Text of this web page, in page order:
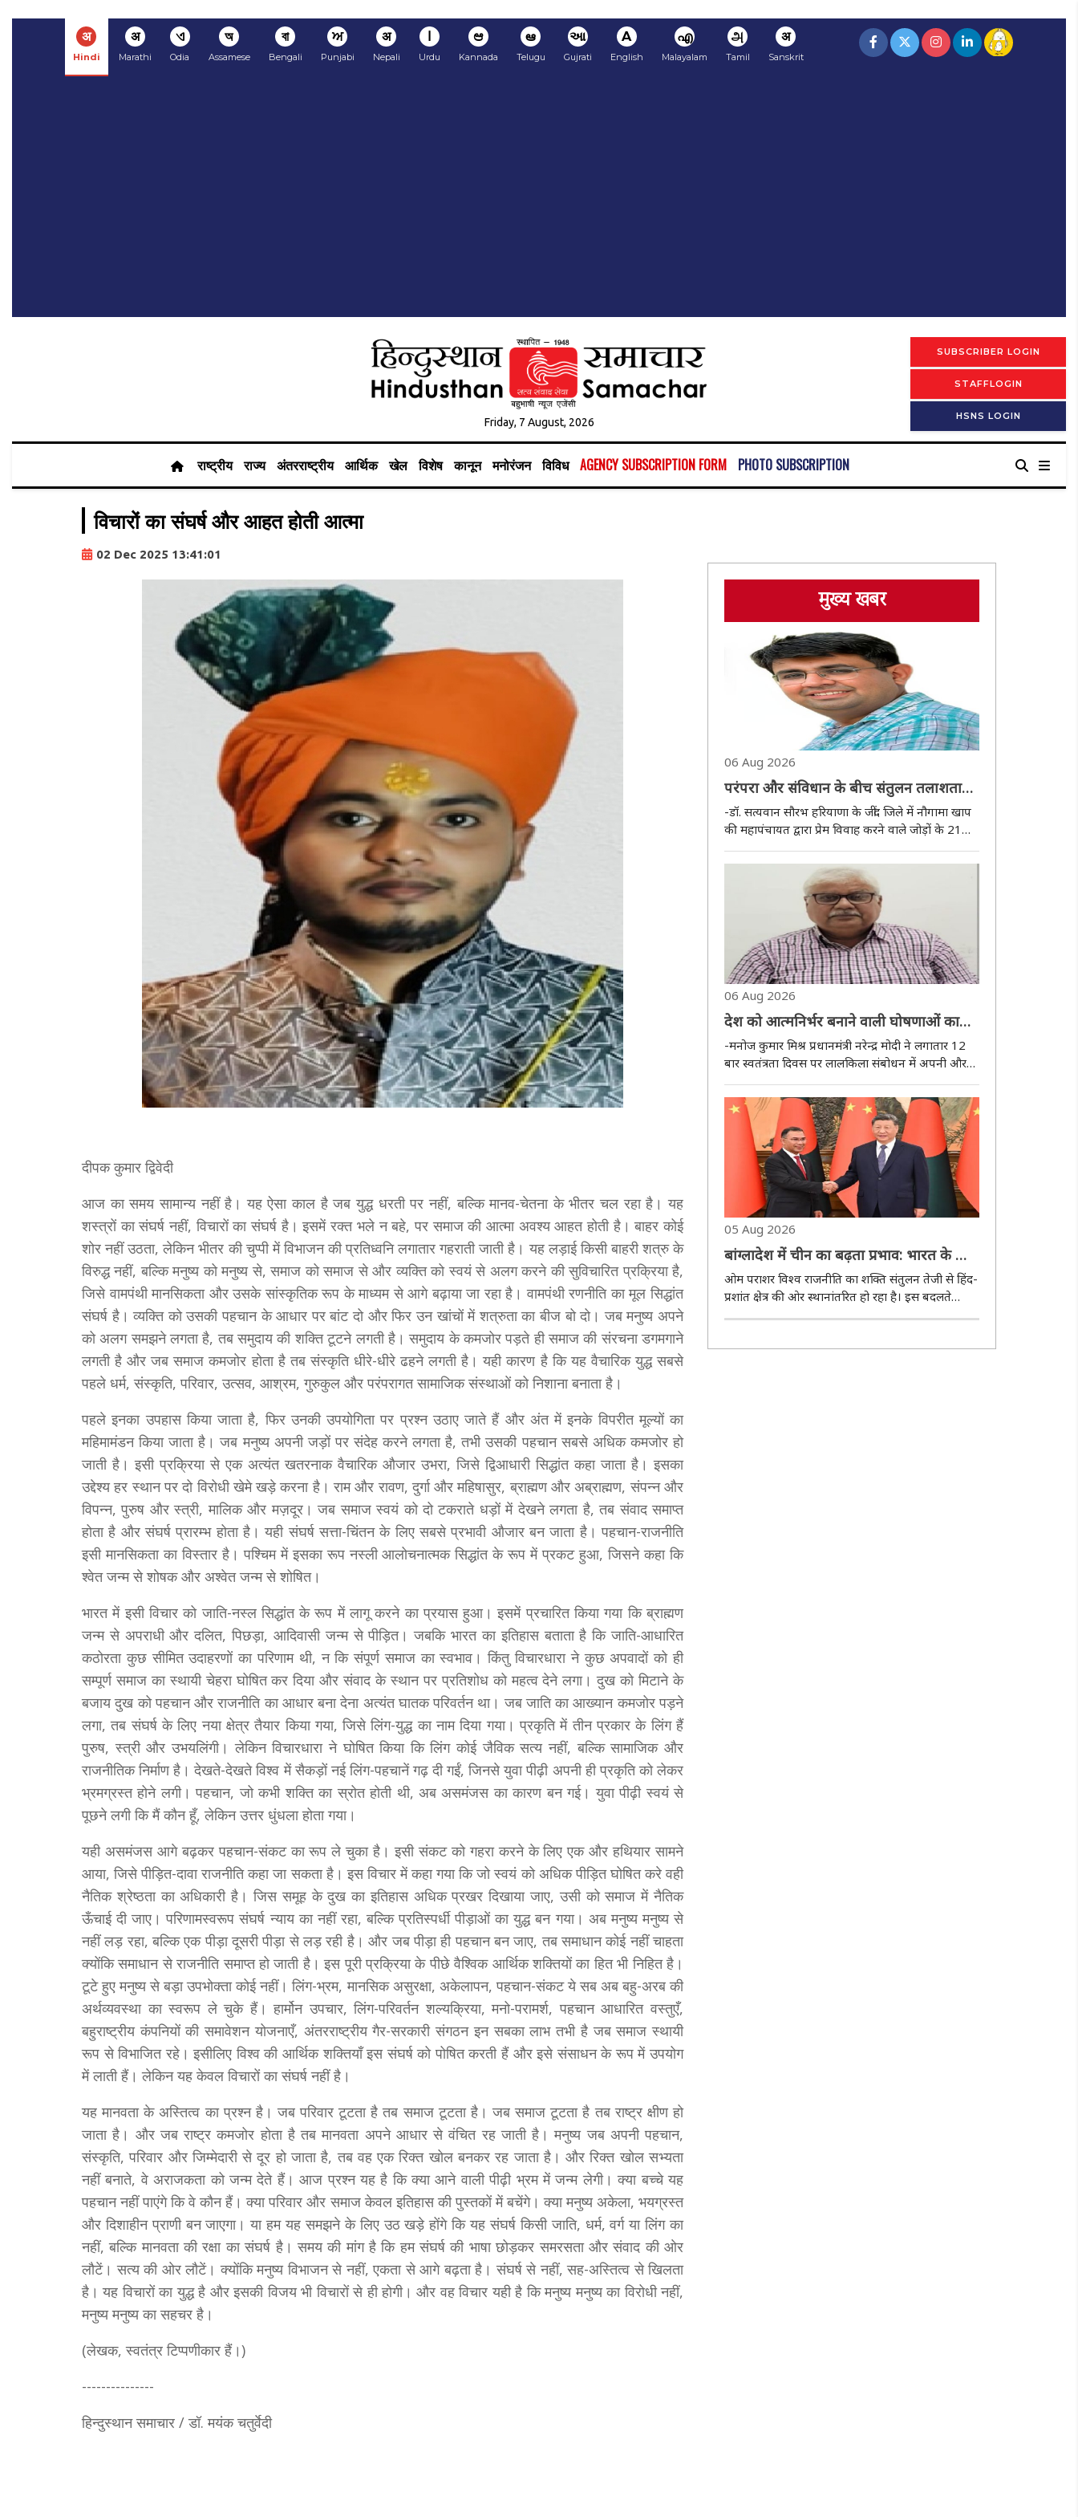
अ
Hindi
अ
Marathi
ଏ
Odia
অ
Assamese
বা
Bengali
ਅ
Punjabi
अ
Nepali
ا
Urdu
ಆ
Kannada
ఆ
Telugu
આ
Gujrati
A
English
എ
Malayalam
அ
Tamil
अ
Sanskrit
Friday, 7 August, 2026
SUBSCRIBER LOGIN
STAFFLOGIN
HSNS LOGIN
राष्ट्रीय राज्य अंतरराष्ट्रीय आर्थिक खेल विशेष कानून मनोरंजन विविध AGENCY SUBSCRIPTION FORM PHOTO SUBSCRIPTION
विचारों का संघर्ष और आहत होती आत्मा
02 Dec 2025 13:41:01
दीपक कुमार द्विवेदी
आज का समय सामान्य नहीं है। यह ऐसा काल है जब युद्ध धरती पर नहीं, बल्कि मानव-चेतना के भीतर चल रहा है। यह
शस्त्रों का संघर्ष नहीं, विचारों का संघर्ष है। इसमें रक्त भले न बहे, पर समाज की आत्मा अवश्य आहत होती है। बाहर कोई
शोर नहीं उठता, लेकिन भीतर की चुप्पी में विभाजन की प्रतिध्वनि लगातार गहराती जाती है। यह लड़ाई किसी बाहरी शत्रु के
विरुद्ध नहीं, बल्कि मनुष्य को मनुष्य से, समाज को समाज से और व्यक्ति को स्वयं से अलग करने की सुविचारित प्रक्रिया है,
जिसे वामपंथी मानसिकता और उसके सांस्कृतिक रूप के माध्यम से आगे बढ़ाया जा रहा है। वामपंथी रणनीति का मूल सिद्धांत
संघर्ष है। व्यक्ति को उसकी पहचान के आधार पर बांट दो और फिर उन खांचों में शत्रुता का बीज बो दो। जब मनुष्य अपने
को अलग समझने लगता है, तब समुदाय की शक्ति टूटने लगती है। समुदाय के कमजोर पड़ते ही समाज की संरचना डगमगाने
लगती है और जब समाज कमजोर होता है तब संस्कृति धीरे-धीरे ढहने लगती है। यही कारण है कि यह वैचारिक युद्ध सबसे
पहले धर्म, संस्कृति, परिवार, उत्सव, आश्रम, गुरुकुल और परंपरागत सामाजिक संस्थाओं को निशाना बनाता है।
पहले इनका उपहास किया जाता है, फिर उनकी उपयोगिता पर प्रश्न उठाए जाते हैं और अंत में इनके विपरीत मूल्यों का
महिमामंडन किया जाता है। जब मनुष्य अपनी जड़ों पर संदेह करने लगता है, तभी उसकी पहचान सबसे अधिक कमजोर हो
जाती है। इसी प्रक्रिया से एक अत्यंत खतरनाक वैचारिक औजार उभरा, जिसे द्विआधारी सिद्धांत कहा जाता है। इसका
उद्देश्य हर स्थान पर दो विरोधी खेमे खड़े करना है। राम और रावण, दुर्गा और महिषासुर, ब्राह्मण और अब्राह्मण, संपन्न और
विपन्न, पुरुष और स्त्री, मालिक और मज़दूर। जब समाज स्वयं को दो टकराते धड़ों में देखने लगता है, तब संवाद समाप्त
होता है और संघर्ष प्रारम्भ होता है। यही संघर्ष सत्ता-चिंतन के लिए सबसे प्रभावी औजार बन जाता है। पहचान-राजनीति
इसी मानसिकता का विस्तार है। पश्चिम में इसका रूप नस्ली आलोचनात्मक सिद्धांत के रूप में प्रकट हुआ, जिसने कहा कि
श्वेत जन्म से शोषक और अश्वेत जन्म से शोषित।
भारत में इसी विचार को जाति-नस्ल सिद्धांत के रूप में लागू करने का प्रयास हुआ। इसमें प्रचारित किया गया कि ब्राह्मण
जन्म से अपराधी और दलित, पिछड़ा, आदिवासी जन्म से पीड़ित। जबकि भारत का इतिहास बताता है कि जाति-आधारित
कठोरता कुछ सीमित उदाहरणों का परिणाम थी, न कि संपूर्ण समाज का स्वभाव। किंतु विचारधारा ने कुछ अपवादों को ही
सम्पूर्ण समाज का स्थायी चेहरा घोषित कर दिया और संवाद के स्थान पर प्रतिशोध को महत्व देने लगा। दुख को मिटाने के
बजाय दुख को पहचान और राजनीति का आधार बना देना अत्यंत घातक परिवर्तन था। जब जाति का आख्यान कमजोर पड़ने
लगा, तब संघर्ष के लिए नया क्षेत्र तैयार किया गया, जिसे लिंग-युद्ध का नाम दिया गया। प्रकृति में तीन प्रकार के लिंग हैं
पुरुष, स्त्री और उभयलिंगी। लेकिन विचारधारा ने घोषित किया कि लिंग कोई जैविक सत्य नहीं, बल्कि सामाजिक और
राजनीतिक निर्माण है। देखते-देखते विश्व में सैकड़ों नई लिंग-पहचानें गढ़ दी गईं, जिनसे युवा पीढ़ी अपनी ही प्रकृति को लेकर
भ्रमग्रस्त होने लगी। पहचान, जो कभी शक्ति का स्रोत होती थी, अब असमंजस का कारण बन गई। युवा पीढ़ी स्वयं से
पूछने लगी कि मैं कौन हूँ, लेकिन उत्तर धुंधला होता गया।
यही असमंजस आगे बढ़कर पहचान-संकट का रूप ले चुका है। इसी संकट को गहरा करने के लिए एक और हथियार सामने
आया, जिसे पीड़ित-दावा राजनीति कहा जा सकता है। इस विचार में कहा गया कि जो स्वयं को अधिक पीड़ित घोषित करे वही
नैतिक श्रेष्ठता का अधिकारी है। जिस समूह के दुख का इतिहास अधिक प्रखर दिखाया जाए, उसी को समाज में नैतिक
ऊँचाई दी जाए। परिणामस्वरूप संघर्ष न्याय का नहीं रहा, बल्कि प्रतिस्पर्धी पीड़ाओं का युद्ध बन गया। अब मनुष्य मनुष्य से
नहीं लड़ रहा, बल्कि एक पीड़ा दूसरी पीड़ा से लड़ रही है। और जब पीड़ा ही पहचान बन जाए, तब समाधान कोई नहीं चाहता
क्योंकि समाधान से राजनीति समाप्त हो जाती है। इस पूरी प्रक्रिया के पीछे वैश्विक आर्थिक शक्तियों का हित भी निहित है।
टूटे हुए मनुष्य से बड़ा उपभोक्ता कोई नहीं। लिंग-भ्रम, मानसिक असुरक्षा, अकेलापन, पहचान-संकट ये सब अब बहु-अरब की
अर्थव्यवस्था का स्वरूप ले चुके हैं। हार्मोन उपचार, लिंग-परिवर्तन शल्यक्रिया, मनो-परामर्श, पहचान आधारित वस्तुएँ,
बहुराष्ट्रीय कंपनियों की समावेशन योजनाएँ, अंतरराष्ट्रीय गैर-सरकारी संगठन इन सबका लाभ तभी है जब समाज स्थायी
रूप से विभाजित रहे। इसीलिए विश्व की आर्थिक शक्तियाँ इस संघर्ष को पोषित करती हैं और इसे संसाधन के रूप में उपयोग
में लाती हैं। लेकिन यह केवल विचारों का संघर्ष नहीं है।
यह मानवता के अस्तित्व का प्रश्न है। जब परिवार टूटता है तब समाज टूटता है। जब समाज टूटता है तब राष्ट्र क्षीण हो
जाता है। और जब राष्ट्र कमजोर होता है तब मानवता अपने आधार से वंचित रह जाती है। मनुष्य जब अपनी पहचान,
संस्कृति, परिवार और जिम्मेदारी से दूर हो जाता है, तब वह एक रिक्त खोल बनकर रह जाता है। और रिक्त खोल सभ्यता
नहीं बनाते, वे अराजकता को जन्म देते हैं। आज प्रश्न यह है कि क्या आने वाली पीढ़ी भ्रम में जन्म लेगी। क्या बच्चे यह
पहचान नहीं पाएंगे कि वे कौन हैं। क्या परिवार और समाज केवल इतिहास की पुस्तकों में बचेंगे। क्या मनुष्य अकेला, भयग्रस्त
और दिशाहीन प्राणी बन जाएगा। या हम यह समझने के लिए उठ खड़े होंगे कि यह संघर्ष किसी जाति, धर्म, वर्ग या लिंग का
नहीं, बल्कि मानवता की रक्षा का संघर्ष है। समय की मांग है कि हम संघर्ष की भाषा छोड़कर समरसता और संवाद की ओर
लौटें। सत्य की ओर लौटें। क्योंकि मनुष्य विभाजन से नहीं, एकता से आगे बढ़ता है। संघर्ष से नहीं, सह-अस्तित्व से खिलता
है। यह विचारों का युद्ध है और इसकी विजय भी विचारों से ही होगी। और वह विचार यही है कि मनुष्य मनुष्य का विरोधी नहीं,
मनुष्य मनुष्य का सहचर है।
(लेखक, स्वतंत्र टिप्पणीकार हैं।)
---------------
हिन्दुस्थान समाचार / डॉ. मयंक चतुर्वेदी
मुख्य खबर
06 Aug 2026
परंपरा और संविधान के बीच संतुलन तलाशता
समाज
-डॉ. सत्यवान सौरभ हरियाणा के जींद जिले में नौगामा खाप
की महापंचायत द्वारा प्रेम विवाह करने वाले जोड़ों के 21
गांवों में प्रवेश पर रोक लगाने संबंधी कथित निर्णय ने एक
बार फिर उस बहस को जीवित कर दिया है, जो समय-समय
पर भारतीय समाज के सामने खड़ी होती ..
06 Aug 2026
देश को आत्मनिर्भर बनाने वाली घोषणाओं का
गवाह बनता लालकिला
-मनोज कुमार मिश्र प्रधानमंत्री नरेन्द्र मोदी ने लगातार 12
बार स्वतंत्रता दिवस पर लालकिला संबोधन में अपनी और
अपने सरकार की कथनी और करनी के भेद को खत्म किया।
लगभग हर बार देश के अतीत के सुनहरे किस्सों से लेकर
भविष्य की योजनाओं से जुड़ी बातें कही। ..
05 Aug 2026
बांग्लादेश में चीन का बढ़ता प्रभाव: भारत के लिए
चुनौती, अवसर और बदलता सामरिक समीकरण
ओम पराशर विश्व राजनीति का शक्ति संतुलन तेजी से हिंद-
प्रशांत क्षेत्र की ओर स्थानांतरित हो रहा है। इस बदलते
परिदृश्य में दक्षिण एशिया का सामरिक महत्व अभूतपूर्व रूप
सामने आया है। कभी भारत की ..